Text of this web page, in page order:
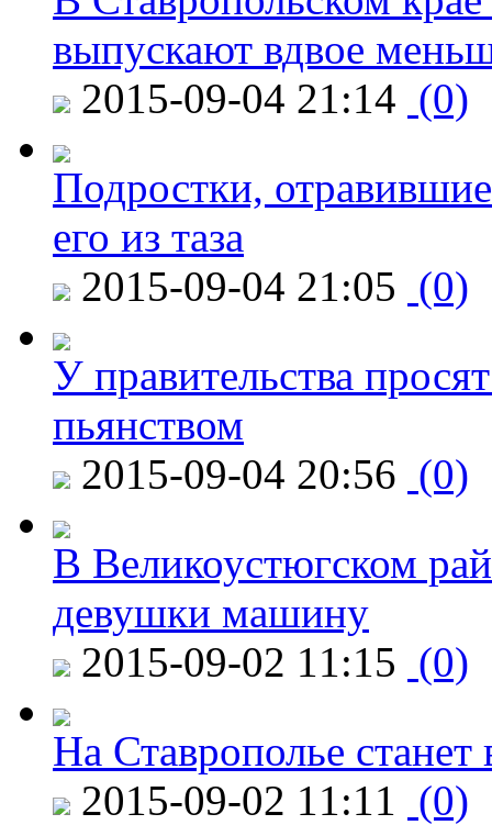
выпускают вдвое
2015-09-04 21:14 (0)
Подростки,
его из таза
2015-09-04 21:05 (0)
У правительства
пьянством
2015-09-04 20:56 (0)
В Великоустюгском
девушки машину
2015-09-02 11:15 (0)
На Ставрополье
2015-09-02 11:11 (0)